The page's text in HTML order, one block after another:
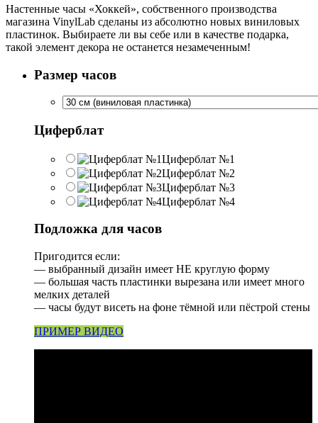
Настенные часы «Хоккей», собственного производства
магазина VinylLab сделаны из абсолютно новых виниловых
пластинок. Выбираете ли вы себе или в качестве подарка,
такой элемент декора не останется незамеченным!
Размер часов
Циферблат
Циферблат №1
Циферблат №2
Циферблат №3
Циферблат №4
Подложка для часов
Пригодится если:
— выбранный дизайн имеет НЕ круглую форму
— большая часть пластинки вырезана или имеет много
мелких деталей
— часы будут висеть на фоне тёмной или пёстрой стены
ПРИМЕР ВИДЕО